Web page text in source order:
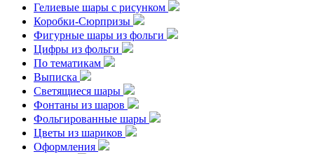
Гелиевые шары с рисунком
Коробки-Сюрпризы
Фигурные шары из фольги
Цифры из фольги
По тематикам
Выписка
Светящиеся шары
Фонтаны из шаров
Фольгированные шары
Цветы из шариков
Оформления